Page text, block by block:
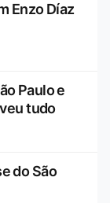
Enzo Díaz
Paulo e
tudo
do São